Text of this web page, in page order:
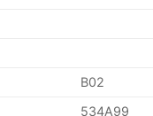
B02
534A99